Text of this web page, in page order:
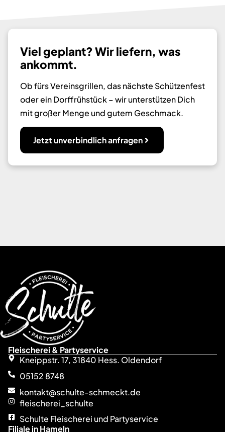
Viel geplant? Wir liefern, was
ankommt.
Ob fürs Vereinsgrillen, das nächste Schützenfest
oder ein Dorffrühstück – wir unterstützen Dich
mit großer Menge und gutem Geschmack.
Jetzt unverbindlich anfragen
Fleischerei & Partyservice
Kneippstr. 17, 31840 Hess. Oldendorf
05152 8748
kontakt@schulte-schmeckt.de
fleischerei_schulte
Schulte Fleischerei und Partyservice
Filiale in Hameln